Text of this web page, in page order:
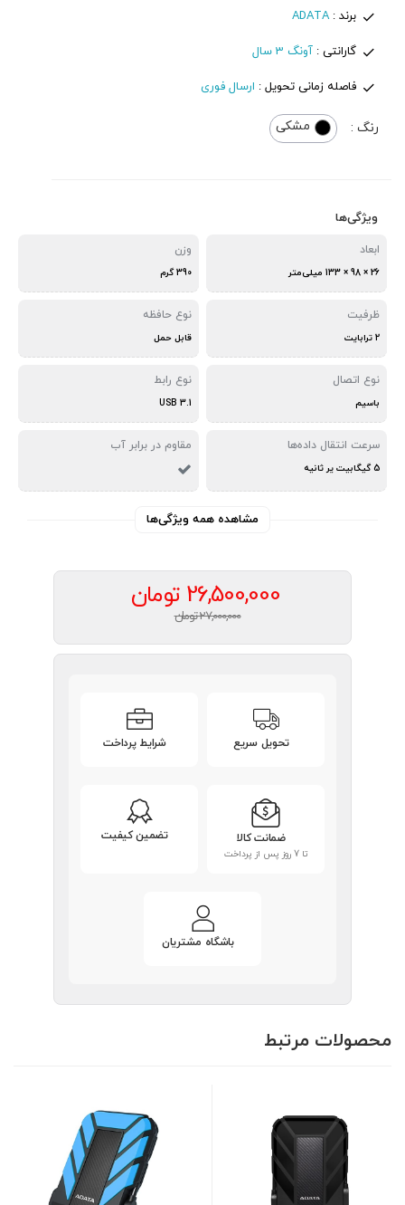
برند :ADATA
گارانتی :آونگ 3 سال
فاصله زمانی تحویل : ارسال فوری
رنگ : مشکی
ویژگی‌ها
ابعاد
26 × 98 × 133 میلی‌متر
وزن
390 گرم
ظرفیت
2 ترابایت
نوع حافظه
قابل حمل
نوع اتصال
باسیم
نوع رابط
USB 3.1
سرعت انتقال داده‌ها
5 گیگابیت یر ثانیه
مقاوم در برابر آب
مشاهده همه ویژگی‌ها
26,500,000 تومان
27,000,000 تومان
تحویل سریع شرایط پرداخت
ضمانت کالا
تا 7 روز پس از پرداخت
تضمین کیفیت
باشگاه مشتریان
محصولات مرتبط